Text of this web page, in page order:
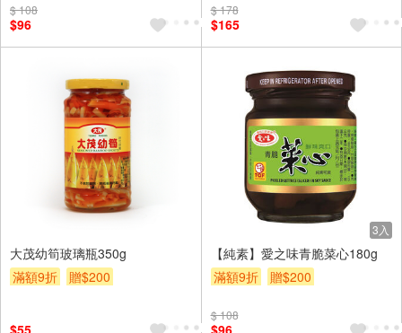
$ 108
$96
$ 178
$165
大茂幼筍玻璃瓶350g
滿額9折
贈$200
3入
【純素】愛之味青脆菜心180g
滿額9折
贈$200
$ 108